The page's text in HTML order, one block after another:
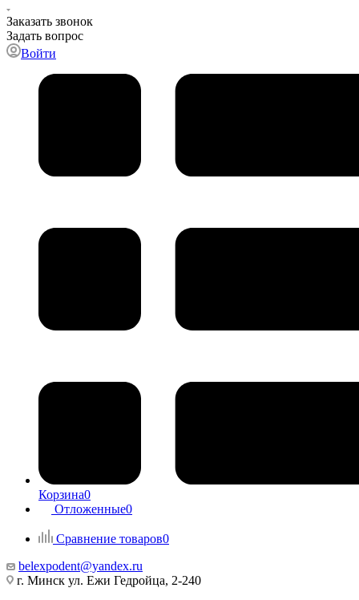
Заказать звонок
Задать вопрос
Войти
Корзина0
Отложенные0
Сравнение товаров0
belexpodent@yandex.ru
г. Минск ул. Ежи Гедройца, 2-240